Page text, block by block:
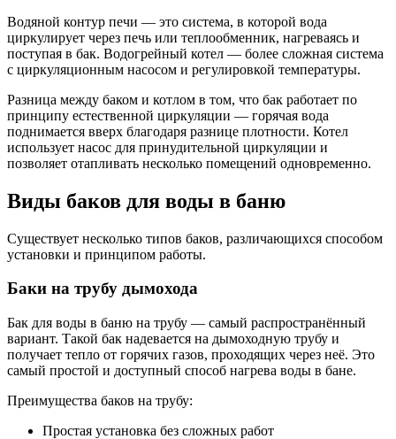
Водяной контур печи — это система, в которой вода
циркулирует через печь или теплообменник, нагреваясь и
поступая в бак. Водогрейный котел — более сложная система
с циркуляционным насосом и регулировкой температуры.
Разница между баком и котлом в том, что бак работает по
принципу естественной циркуляции — горячая вода
поднимается вверх благодаря разнице плотности. Котел
использует насос для принудительной циркуляции и
позволяет отапливать несколько помещений одновременно.
Виды баков для воды в баню
Существует несколько типов баков, различающихся способом
установки и принципом работы.
Баки на трубу дымохода
Бак для воды в баню на трубу — самый распространённый
вариант. Такой бак надевается на дымоходную трубу и
получает тепло от горячих газов, проходящих через неё. Это
самый простой и доступный способ нагрева воды в бане.
Преимущества баков на трубу:
Простая установка без сложных работ